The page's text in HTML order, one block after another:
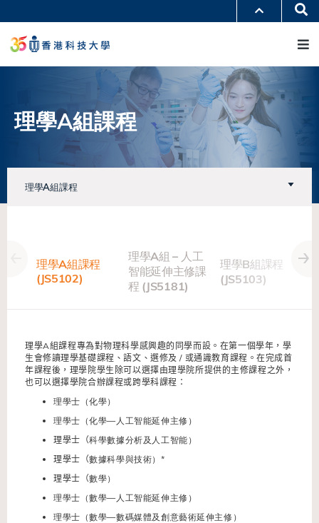
至
容
生活@科大
校園地圖及指南
工作@科大
教授簡錄
認識科大
理學A組課程
理學A組課程
理學A組課程
(JS5102)
理學A組 – 人工
智能延伸主修課
程 (JS5181)
理學B組課程
(JS5103)
理學A組課程專為對物理科學感興趣的同學而設。在第一個學年，學
生會修讀理學基礎課程、語文、選修及 / 或通識教育課程。在完成首
年課程後，理學院學生除可以選擇由理學院所提供的主修課程之外，
也可以選擇學院合辦課程或跨學科課程：
理學士（化學）
理學士（化學—人工智能延伸主修 ）
理學士（科學數據分析及人工智能）
理學士（數據科學與技術）*
理學士（數學）
理學士（數學—人工智能延伸主修）
理學士（數學—數碼媒體及創意藝術延伸主修）